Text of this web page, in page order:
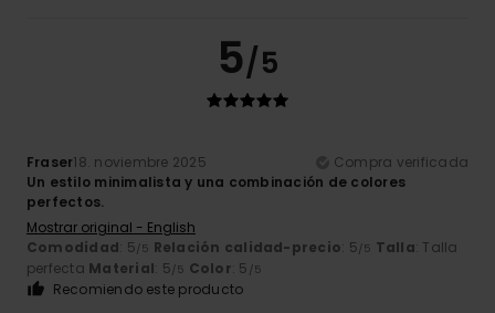
5/5
Fraser18. noviembre 2025
Compra verificada
Un estilo minimalista y una combinación de colores
perfectos.
Mostrar original - English
Comodidad: 5/5 Relación calidad-precio: 5/5 Talla: Talla
perfecta Material: 5/5 Color: 5 /5
Recomiendo este producto